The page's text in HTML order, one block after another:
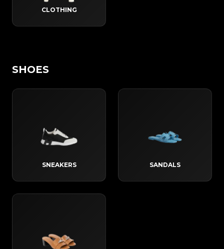
CLOTHING
SHOES
SNEAKERS SANDALS